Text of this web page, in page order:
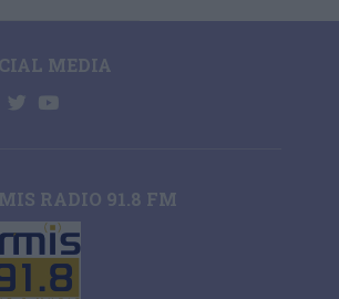
MEDIA
RADIO 91.8 FM